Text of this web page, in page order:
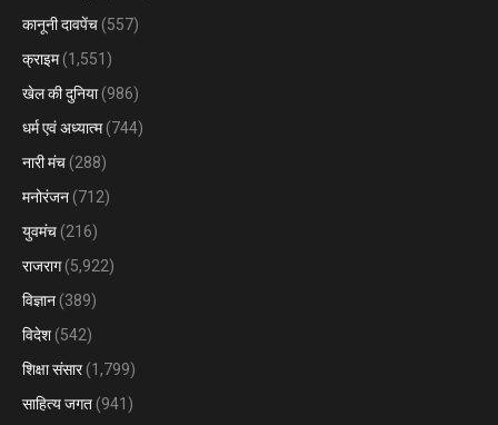
कानूनी दावपेंच (557)
क्राइम(1,551)
खेल की दुनिया(986)
धर्म एवं अध्यात्म(744)
नारी मंच (288)
मनोरंजन (712)
युवमंच (216)
राजराग(5,922)
विज्ञान (389)
विदेश (542)
शिक्षा संसार(1,799)
साहित्य जगत (941)